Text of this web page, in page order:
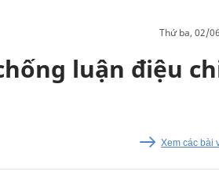
thứ ba, 02/
luận điệu
Xem các bài